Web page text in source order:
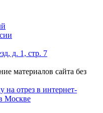
д. 1, стр. 7
материалов сайта без
на отрез в интернет-
Москве